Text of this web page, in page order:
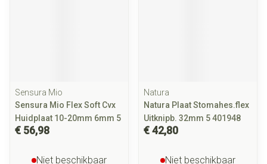
Sensura Mio
Sensura Mio Flex Soft Cvx
Huidplaat 10-20mm 6mm 5
€ 56,98
Niet beschikbaar
Natura
Natura Plaat Stomahes.flex
Uitknipb. 32mm 5 401948
€ 42,80
Niet beschikbaar